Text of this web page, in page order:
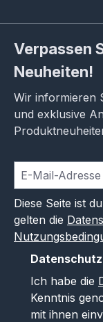
Verpassen
Neuheiten!
Wir informieren
und exklusive
Diese Seite ist
gelten die
Datenschutz
Ich habe die
Kenntnis
mit ihnen